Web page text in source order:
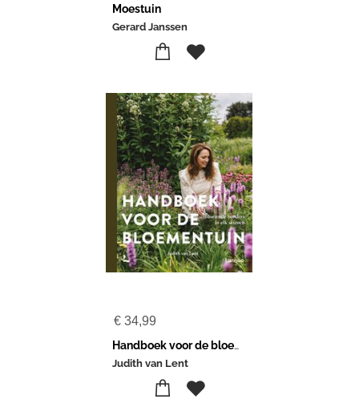
Moestuin
Gerard Janssen
€ 34,99
Handboek voor de bloementuin
Judith van Lent